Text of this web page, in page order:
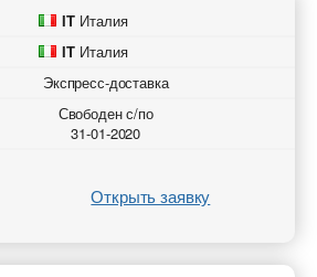
IT Италия
IT Италия
Экспресс-доставка
Свободен с/по
31-01-2020
Открыть заявку